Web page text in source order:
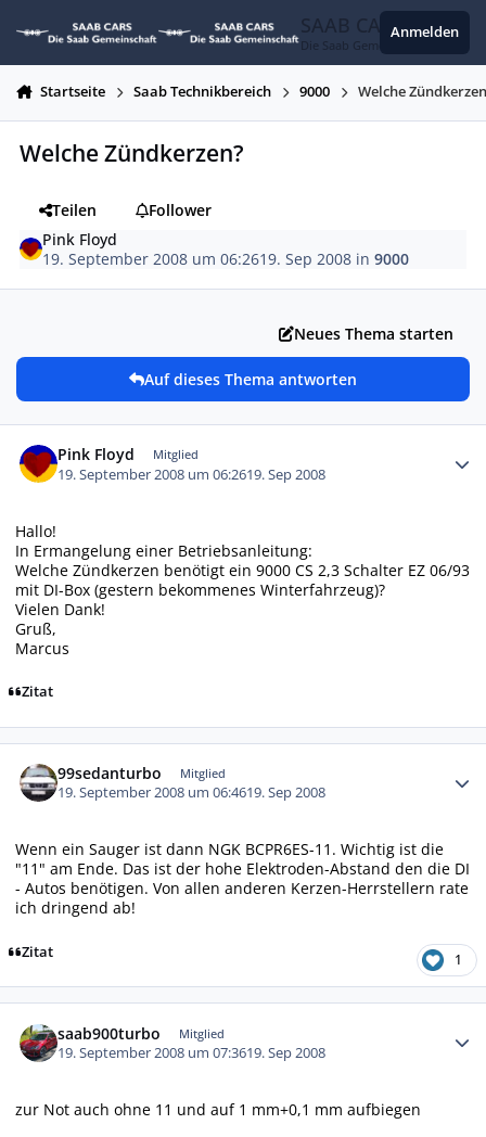
SAAB CARS
Die Saab Gemeinschaft
Anmelden
Startseite Saab Technikbereich 9000 Welche
Welche Zündkerzen?
Teilen
Follower
Pink Floyd
19. September 2008 um 06:2619. Sep 2008 in9000
Neues Thema starten
Auf dieses Thema antworten
Pink Floyd Mitglied
19. September 2008 um 06:2619. Sep 2008
Hallo!
In Ermangelung einer Betriebsanleitung:
Welche Zündkerzen benötigt ein 9000 CS 2,3 Schalter EZ 06/93
mit DI-Box (gestern bekommenes Winterfahrzeug)?
Vielen Dank!
Gruß,
Marcus
Zitat
99sedanturbo Mitglied
19. September 2008 um 06:4619. Sep 2008
Wenn ein Sauger ist dann NGK BCPR6ES-11. Wichtig ist die
"11" am Ende. Das ist der hohe Elektroden-Abstand den die DI
- Autos benötigen. Von allen anderen Kerzen-Herrstellern rate
ich dringend ab!
Zitat 1
saab900turbo Mitglied
19. September 2008 um 07:3619. Sep 2008
zur Not auch ohne 11 und auf 1 mm+0,1 mm aufbiegen